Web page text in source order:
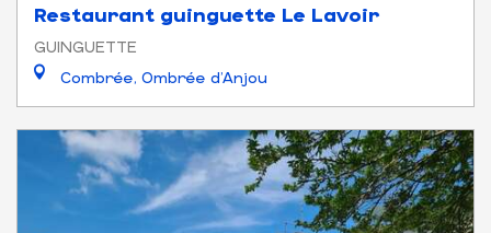
Restaurant guinguette Le Lavoir
GUINGUETTE
Combrée, Ombrée d'Anjou